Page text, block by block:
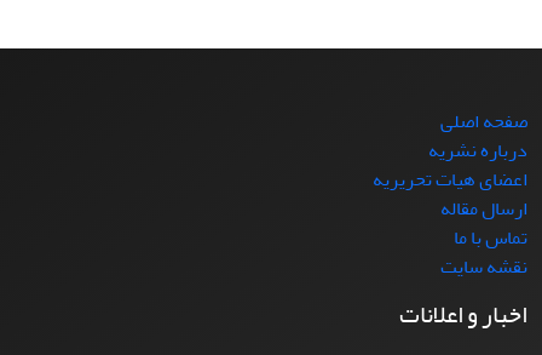
صفحه اصلی
درباره نشریه
اعضای هیات تحریریه
ارسال مقاله
تماس با ما
نقشه سایت
اخبار و اعلانات